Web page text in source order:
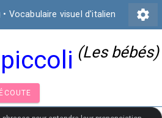
• Vocabulaire visuel d'italien settings
(Les bébés)
D’ÉCOUTE